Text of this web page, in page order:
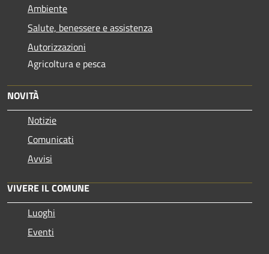
Ambiente
Salute, benessere e assistenza
Autorizzazioni
Agricoltura e pesca
NOVITÀ
Notizie
Comunicati
Avvisi
VIVERE IL COMUNE
Luoghi
Eventi